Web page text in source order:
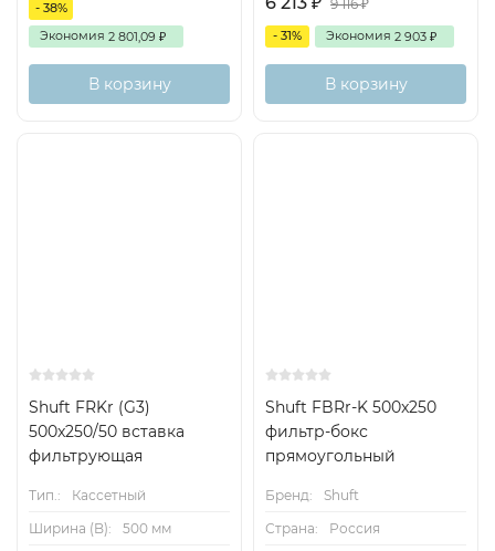
- 38%
Экономия 2 801,09 ₽
В корзину
9 116₽
- 31% Экономия 2 903 ₽
В корзину
Shuft FRKr (G3)
500x250/50 вставка
фильтрующая
Тип.:
Кассетный
Ширина (B):
500 мм
Shuft FBRr-K 500x250
фильтр-бокс
прямоугольный
Бренд:
Shuft
Страна:
Россия